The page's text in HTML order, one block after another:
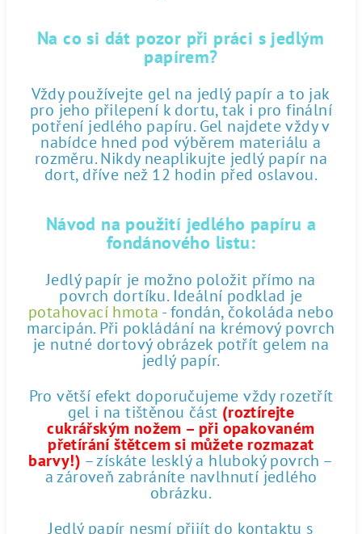
Na co si dát pozor při práci s jedlým
papírem?
Vždy používejte gel na jedlý papír a to jak
pro jeho přilepení k dortu, tak i pro finální
potření jedlého papíru. Gel najdete vždy v
nabídce hned pod výběrem materiálu a
rozměru. Nikdy neaplikujte jedlý papír na
dort, dříve než 12 hodin před oslavou.
Návod na použití jedlého papíru a
fondánového listu:
Jedlý papír je možno položit přímo na
povrch dortíku. Ideální podklad je
potahovací hmota - fondán, čokoláda nebo
marcipán. Při pokládání na krémový povrch
je nutné dortový obrázek potřít gelem na
jedlý papír.
Pro větší efekt doporučujeme vždy rozetřít
gel i na tištěnou část (roztírejte
cukrářským nožem – při opakovaném
přetírání štětcem si můžete rozmazat
barvy!) – získáte lesklý a hluboký povrch –
a zároveň zabráníte navlhnutí jedlého
obrázku.
Jedlý papír nesmí přijít do kontaktu s